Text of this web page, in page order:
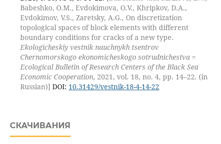
Babeshko, O.M., Evdokimova, O.V., Khripkov, D.A.,
Evdokimov, V.S., Zaretsky, A.G., On discretization
topological spaces of block elements with different
boundary conditions for cracks of a new type.
Ekologicheskiy vestnik nauchnykh tsentrov
Chernomorskogo ekonomicheskogo sotrudnichestva =
Ecological Bulletin of Research Centers of the Black Sea
Economic Cooperation, 2021, vol. 18, no. 4, pp. 14–22. (in
Russian)] DOI: 10.31429/vestnik-18-4-14-22
СКАЧИВАНИЯ